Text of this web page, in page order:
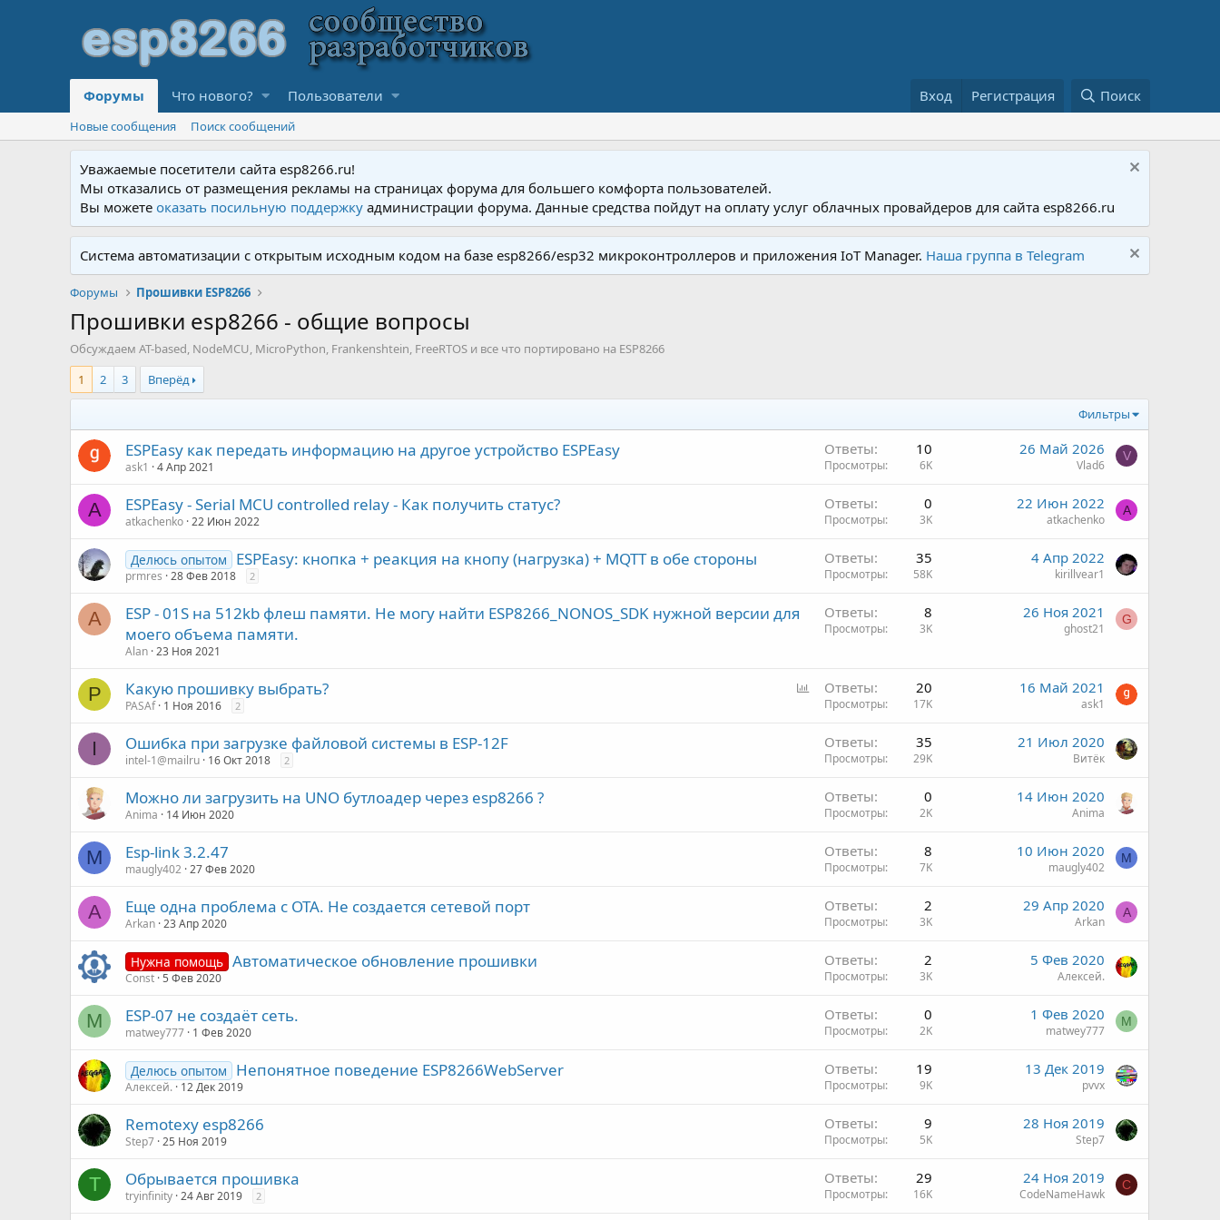
Форумы Что нового? Пользователи Вход Регистрация Поиск
Новые сообщения Поиск сообщений
Уважаемые посетители сайта esp8266.ru!
Мы отказались от размещения рекламы на страницах форума для большего комфорта пользователей.
Вы можетеоказать посильную поддержку администрации форума. Данные средства пойдут на оплату услуг облачных провайдеров для сайта esp8266.ru
Система автоматизации с открытым исходным кодом на базе esp8266/esp32 микроконтроллеров и приложения IoT Manager. Наша группа в Telegram
Форумы Прошивки ESP8266
Прошивки esp8266 - общие вопросы
Обсуждаем AT-based, NodeMCU, MicroPython, Frankenshtein, FreeRTOS и все что портировано на ESP8266
1
2 3 Вперёд
Фильтры
ESPEasy как передать информацию на другое устройство ESPEasy
ask1 4 Апр 2021
Ответы 10
Просмотры 6K
26 Май 2026
Vlad6
V
A ESPEasy - Serial MCU controlled relay - Как получить статус?
atkachenko 22 Июн 2022
Ответы 0
Просмотры 3K
22 Июн 2022
atkachenko
A
Делюсь опытом ESPEasy: кнопка + реакция на кнопу (нагрузка) + MQTT в обе стороны
prmres 28 Фев 2018 2
Ответы 35
Просмотры 58K
4 Апр 2022
kirillvear1
A
ESP - 01S на 512kb флеш памяти. Не могу найти ESP8266_NONOS_SDK нужной версии для
моего объема памяти.
Alan 23 Ноя 2021
Ответы 8
Просмотры 3K
26 Ноя 2021
ghost21
G
P Какую прошивку выбрать?
PASAf 1 Ноя 2016 2
Ответы 20
Просмотры 17K
16 Май 2021
ask1
I Ошибка при загрузке файловой системы в ESP-12F
intel-1@mailru 16 Окт 2018 2
Ответы 35
Просмотры 29K
21 Июл 2020
Витёк
Можно ли загрузить на UNO бутлоадер через esp8266 ?
Anima 14 Июн 2020
Ответы 0
Просмотры 2K
14 Июн 2020
Anima
M Esp-link 3.2.47
maugly402 27 Фев 2020
Ответы 8
Просмотры 7K
10 Июн 2020
maugly402
M
A Еще одна проблема с ОТА. Не создается сетевой порт
Arkan 23 Апр 2020
Ответы 2
Просмотры 3K
29 Апр 2020
Arkan
A
Нужна помощь Автоматическое обновление прошивки
Const 5 Фев 2020
Ответы 2
Просмотры 3K
5 Фев 2020
Алексей.
M ESP-07 не создаёт сеть.
matwey777 1 Фев 2020
Ответы 0
Просмотры 2K
1 Фев 2020
matwey777
M
Делюсь опытом Непонятное поведение ESP8266WebServer
Алексей. 12 Дек 2019
Ответы 19
Просмотры 9K
13 Дек 2019
pvvx
Remotexy esp8266
Step7 25 Ноя 2019
Ответы 9
Просмотры 5K
28 Ноя 2019
Step7
T Обрывается прошивка
tryinfinity 24 Авг 2019 2
Ответы 29
Просмотры 16K
24 Ноя 2019
CodeNameHawk
C